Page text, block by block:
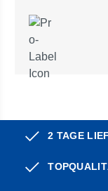
2 TAGE